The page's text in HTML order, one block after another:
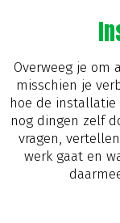
Overweeg je om
misschien je
hoe de installatie
nog dingen zelf
vragen,
werk gaat en